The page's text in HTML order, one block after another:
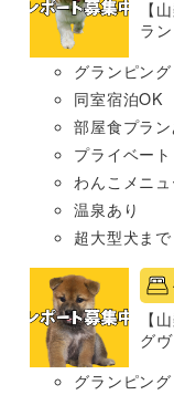
【
ラ
グランピング
同室宿泊OK
部屋食プラン
プライベー
わんこメニ
温泉あり
超大型犬まで
【
グ
グランピング